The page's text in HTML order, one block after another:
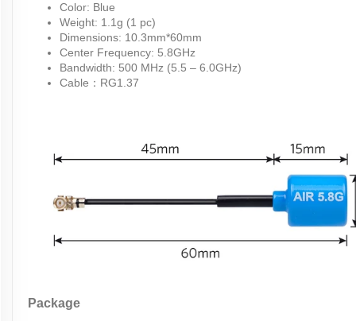
Color: Blue
Weight: 1.1g (1 pc)
Dimensions: 10.3mm*60mm
Center Frequency: 5.8GHz
Bandwidth: 500 MHz (5.5 – 6.0GHz)
Cable：RG1.37
Package